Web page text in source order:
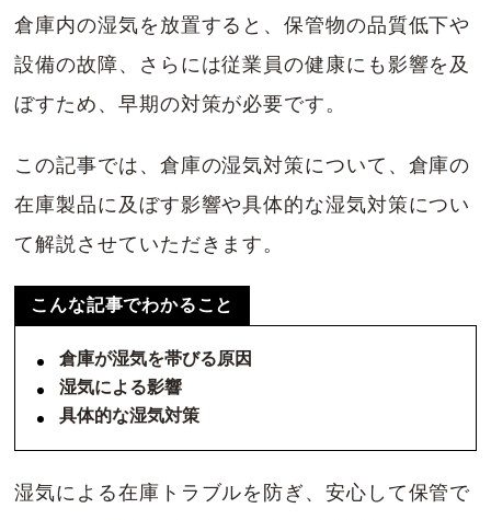
倉庫内の湿気を放置すると、保管物の品質低下や
設備の故障、さらには従業員の健康にも影響を及
ぼすため、早期の対策が必要です。
この記事では、倉庫の湿気対策について、倉庫の
在庫製品に及ぼす影響や具体的な湿気対策につい
て解説させていただきます。
こんな記事でわかること
倉庫が湿気を帯びる原因
湿気による影響
具体的な湿気対策
湿気による在庫トラブルを防ぎ、安心して保管で